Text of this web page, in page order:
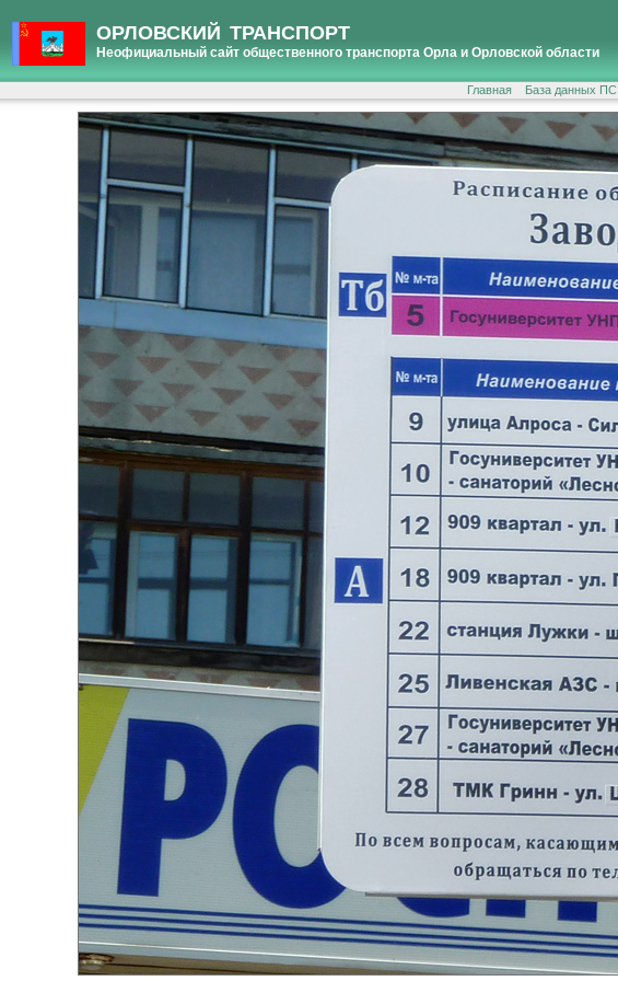
ОРЛОВСКИЙ ТРАНСПОРТ
Неофициальный сайт общественного транспорта Орла и Орловской области
Главная База данных ПС